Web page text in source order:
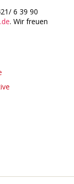
6 39 90
. Wir freuen